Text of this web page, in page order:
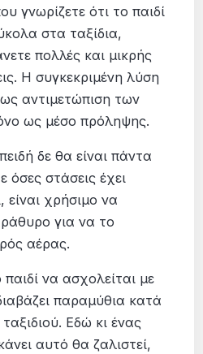
γνωρίζετε ότι το παιδί
στα ταξίδια,
πολλές και μικρής
Η συγκεκριμένη λύση
ως αντιμετώπιση των
ως μέσο πρόληψης.
δε θα είναι πάντα
όσες στάσεις έχει
είναι χρήσιμο να
για να το
αέρας.
να ασχολείται με
παραμύθια κατά
Εδώ κι ένας
αυτό θα ζαλιστεί,